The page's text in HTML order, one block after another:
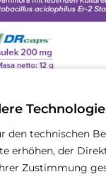
den technischen
erhöhen, der
Zustimmung